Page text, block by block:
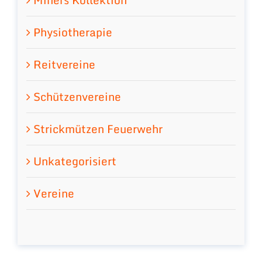
Physiotherapie
Reitvereine
Schützenvereine
Strickmützen Feuerwehr
Unkategorisiert
Vereine